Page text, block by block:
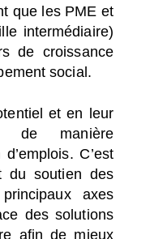
que les PME et
intermédiaire)
de croissance
social.
et en leur
de manière
C’est
du soutien des
axes
des solutions
afin de mieux